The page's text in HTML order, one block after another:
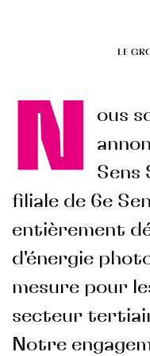
Actions engagées
FONDS DE
LE
N
ous
Sens
filiale de 6e
entièrement
d'énergie
mesure pour
secteur
Notre